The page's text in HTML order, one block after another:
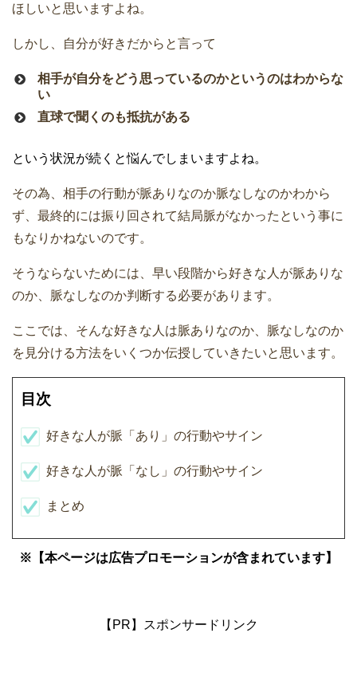
ほしいと思いますよね。
しかし、自分が好きだからと言って
相手が自分をどう思っているのかというのはわからな
い
直球で聞くのも抵抗がある
という状況が続くと悩んでしまいますよね。
その為、相手の行動が脈ありなのか脈なしなのかわから
ず、最終的には振り回されて結局脈がなかったという事に
もなりかねないのです。
そうならないためには、早い段階から好きな人が脈ありな
のか、脈なしなのか判断する必要があります。
ここでは、そんな好きな人は脈ありなのか、脈なしなのか
を見分ける方法をいくつか伝授していきたいと思います。
目次
好きな人が脈「あり」の行動やサイン
好きな人が脈「なし」の行動やサイン
まとめ
※【本ページは広告プロモーションが含まれています】
【PR】スポンサードリンク